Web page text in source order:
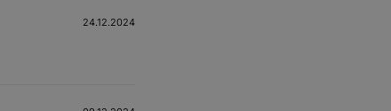
24.12.2024